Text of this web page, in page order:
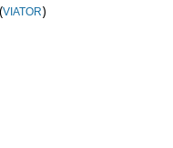
(VIATOR)